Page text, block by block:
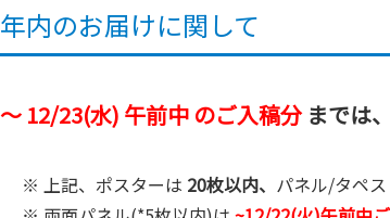
年内のお届けに関して
～ 12/23(水) 午前中 のご入稿分までは
※ 上記、ポスターは 20枚以内、 パネル/タペ